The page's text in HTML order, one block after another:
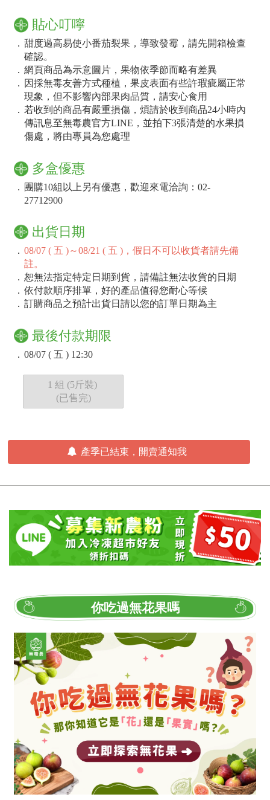
貼心叮嚀
． 甜度過高易使小番茄裂果，導致發霉，請先開箱檢查
確認。
． 網頁商品為示意圖片，果物依季節而略有差異
． 因採無毒友善方式種植，果皮表面有些許瑕疵屬正常
現象，但不影響內部果肉品質，請安心食用
． 若收到的商品有嚴重損傷，煩請於收到商品24小時內
傳訊息至無毒農官方LINE，並拍下3張清楚的水果損
傷處，將由專員為您處理
多盒優惠
． 團購10組以上另有優惠，歡迎來電洽詢：02-
27712900
出貨日期
． 08/07 ( 五 )～08/21 ( 五 )，假日不可以收貨者請先備
註。
． 恕無法指定特定日期到貨，請備註無法收貨的日期
． 依付款順序排單，好的產品值得您耐心等候
． 訂購商品之預計出貨日請以您的訂單日期為主
最後付款期限
． 08/07 ( 五 ) 12:30
1 組 (5斤裝)
(已售完)
產季已結束，開賣通知我
你吃過無花果嗎